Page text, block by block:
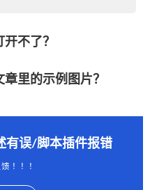
不了？
里的示例图片？
有误/脚本插件报错
！！！